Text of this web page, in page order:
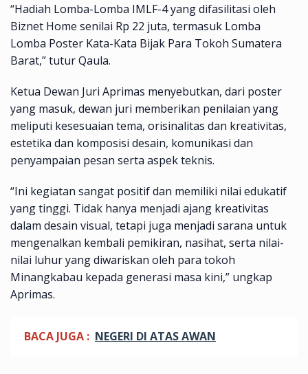
“Hadiah Lomba-Lomba IMLF-4 yang difasilitasi oleh
Biznet Home senilai Rp 22 juta, termasuk Lomba
Lomba Poster Kata-Kata Bijak Para Tokoh Sumatera
Barat,” tutur Qaula.
Ketua Dewan Juri Aprimas menyebutkan, dari poster
yang masuk, dewan juri memberikan penilaian yang
meliputi kesesuaian tema, orisinalitas dan kreativitas,
estetika dan komposisi desain, komunikasi dan
penyampaian pesan serta aspek teknis.
“Ini kegiatan sangat positif dan memiliki nilai edukatif
yang tinggi. Tidak hanya menjadi ajang kreativitas
dalam desain visual, tetapi juga menjadi sarana untuk
mengenalkan kembali pemikiran, nasihat, serta nilai-
nilai luhur yang diwariskan oleh para tokoh
Minangkabau kepada generasi masa kini,” ungkap
Aprimas.
BACA JUGA : NEGERI DI ATAS AWAN